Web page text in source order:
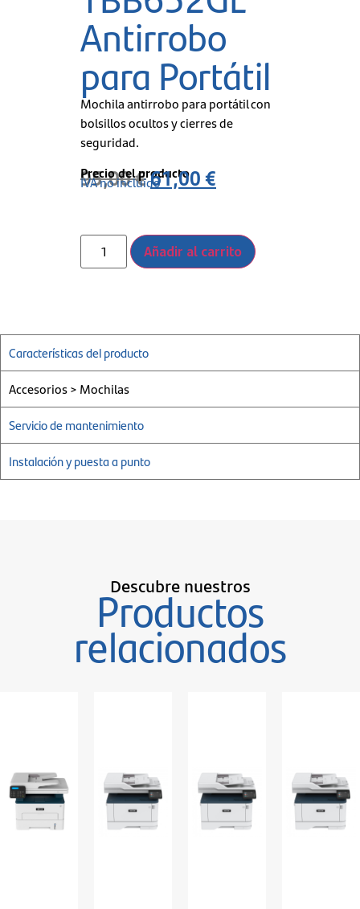
Antirrobo
para Portátil
Mochila antirrobo para portátil con
bolsillos ocultos y cierres de
seguridad.
Precio del producto
95,00€61,00€
IVA no incluido
Añadir al carrito
Características del producto
Accesorios > Mochilas
Servicio de mantenimiento
Instalación y puesta a punto
Descubre nuestros
Productos
relacionados